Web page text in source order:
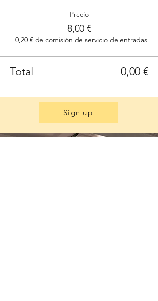
Precio
8,00 €
+0,20 € de comisión de servicio de entradas
Total 0,00 €
Sign up